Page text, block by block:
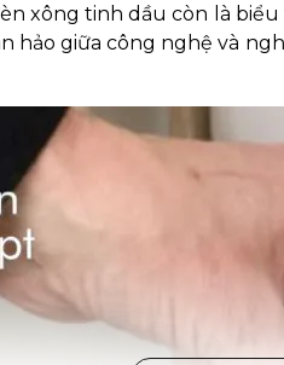
xông tinh dầu còn là
hảo giữa công nghệ và